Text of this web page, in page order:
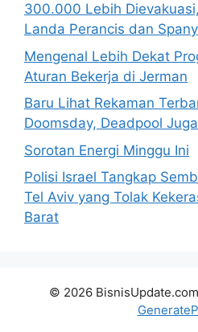
300.000 Lebih
Landa Perancis dan
Mengenal Lebih Dekat
Aturan Bekerja di Jerman
Baru Lihat Rekaman
Doomsday, Deadpool
Sorotan Energi Minggu Ini
Polisi Israel Tangkap
Tel Aviv yang Tolak
Barat
© 2026 BisnisUpdate.com